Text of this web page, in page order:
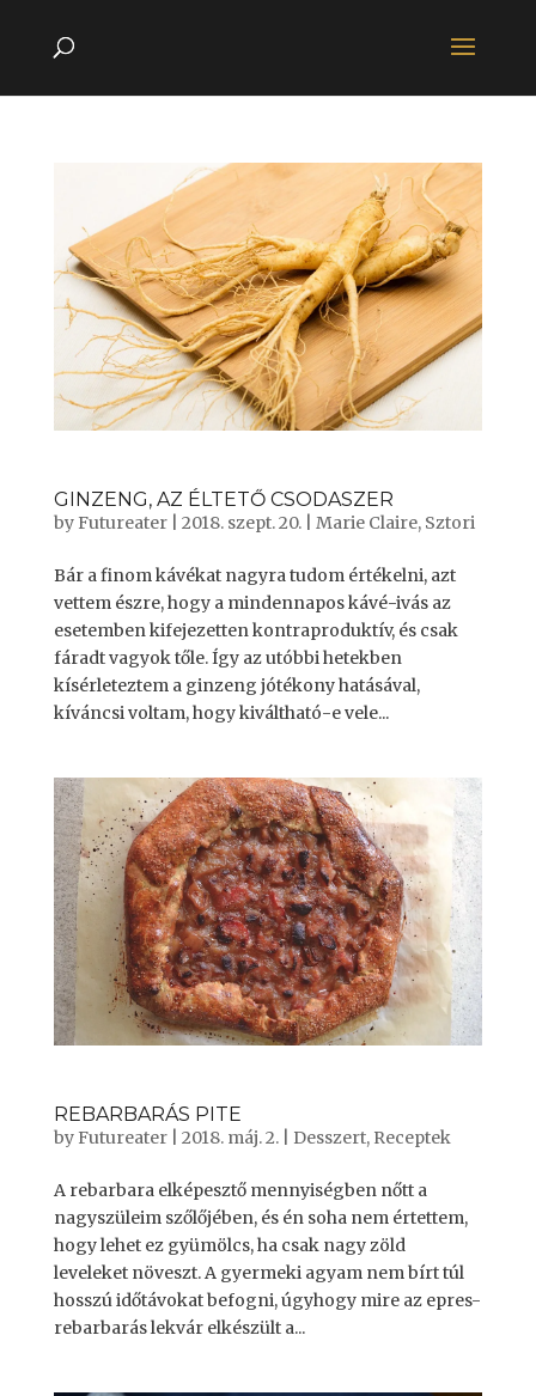
GINZENG, AZ ÉLTETŐ CSODASZER
by Futureater| 2018. szept. 20.| Marie Claire, Sztori
Bár a finom kávékat nagyra tudom értékelni, azt
vettem észre, hogy a mindennapos kávé-ivás az
esetemben kifejezetten kontraproduktív, és csak
fáradt vagyok tőle. Így az utóbbi hetekben
kísérleteztem a ginzeng jótékony hatásával,
kíváncsi voltam, hogy kiváltható-e vele...
REBARBARÁS PITE
by Futureater| 2018. máj. 2.| Desszert, Receptek
A rebarbara elképesztő mennyiségben nőtt a
nagyszüleim szőlőjében, és én soha nem értettem,
hogy lehet ez gyümölcs, ha csak nagy zöld
leveleket növeszt. A gyermeki agyam nem bírt túl
hosszú időtávokat befogni, úgyhogy mire az epres-
rebarbarás lekvár elkészült a...